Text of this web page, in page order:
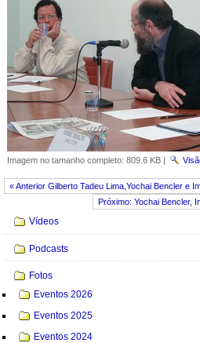
Imagem no tamanho completo: 809.6 KB|
« Anterior Gilberto Tadeu Lima,Yochai Bencler e
Próximo: Yochai Bencler,
Navegação
Vídeos
Podcasts
Fotos
Eventos 2026
Eventos 2025
Eventos 2024